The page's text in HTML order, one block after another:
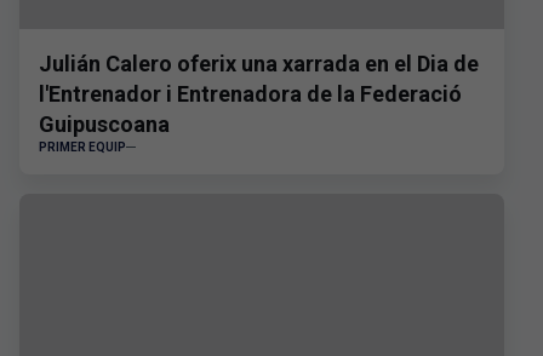
Julián Calero oferix una xarrada en el Dia de
l'Entrenador i Entrenadora de la Federació
Guipuscoana
PRIMER EQUIP